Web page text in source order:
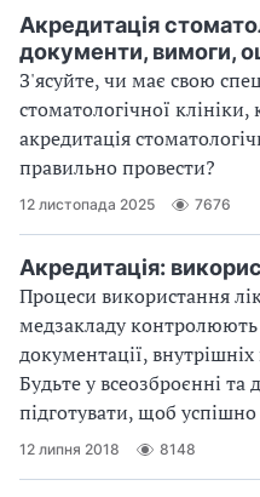
Акредитація
документи, вимоги,
З'ясуйте, чи має свою
стоматологічної
акредитація
правильно провести?
12 листопада 2025 7676
Акредитація:
Процеси використання
медзакладу
документації,
Будьте у всеозброєнні та
підготувати, щоб
12 липня 2018 8148